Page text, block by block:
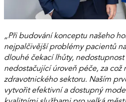
„Při budování konceptu našeho
nejpalčivější problémy pacientů
dlouhé čekací lhůty,
nedostačující úroveň péče, za což
zdravotnického sektoru. Naším
vytvořit efektivní a dostupný